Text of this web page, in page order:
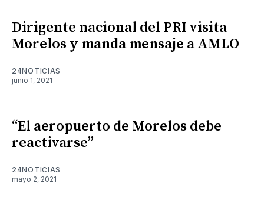
Dirigente nacional del PRI visita
Morelos y manda mensaje a AMLO
24NOTICIAS
junio 1, 2021
“El aeropuerto de Morelos debe
reactivarse”
24NOTICIAS
mayo 2, 2021